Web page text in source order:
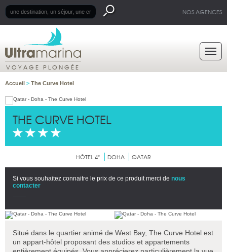
NOS AGENCES
VOYAGE PLONGÉE
Accueil > The Curve Hotel
THE CURVE HOTEL
HÔTEL 4* DOHA QATAR
Si vous souhaitez connaitre le prix de ce produit merci de nous
contacter
Situé dans le quartier animé de West Bay, The Curve Hotel est
un appart-hôtel proposant des studios et appartements